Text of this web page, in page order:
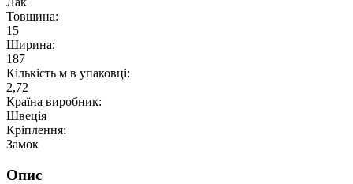
Товщина:
15
Ширина:
187
Кількість м в упаковці:
2,72
Країна виробник:
Швеція
Кріплення:
Замок
Опис